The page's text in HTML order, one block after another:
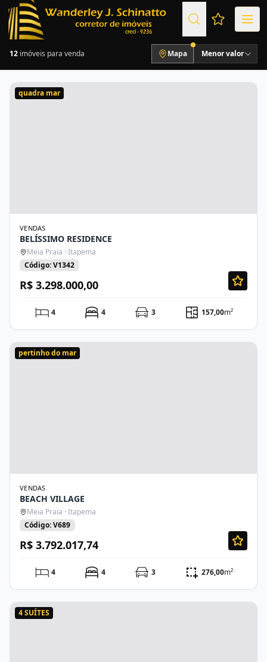
Favoritos
12 imóveis para venda Mapa Menor valor
quadra mar
VENDAS
BELÍSSIMO RESIDENCE
Meia Praia · Itapema
Código: V1342
R$ 3.298.000,00
4 4 3 157,00m²
pertinho do mar
VENDAS
BEACH VILLAGE
Meia Praia · Itapema
Código: V689
R$ 3.792.017,74
4 4 3 276,00m²
4 SUÍTES